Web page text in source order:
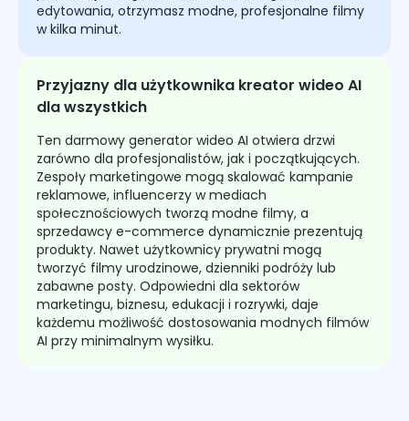
edytowania, otrzymasz modne, profesjonalne filmy
w kilka minut.
Przyjazny dla użytkownika kreator wideo AI
dla wszystkich
Ten darmowy generator wideo AI otwiera drzwi
zarówno dla profesjonalistów, jak i początkujących.
Zespoły marketingowe mogą skalować kampanie
reklamowe, influencerzy w mediach
społecznościowych tworzą modne filmy, a
sprzedawcy e-commerce dynamicznie prezentują
produkty. Nawet użytkownicy prywatni mogą
tworzyć filmy urodzinowe, dzienniki podróży lub
zabawne posty. Odpowiedni dla sektorów
marketingu, biznesu, edukacji i rozrywki, daje
każdemu możliwość dostosowania modnych filmów
AI przy minimalnym wysiłku.